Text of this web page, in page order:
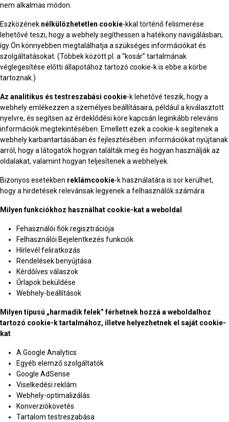
nem alkalmas módon.
Eszközének nélkülözhetetlen cookie-kkal történő felismerése
lehetővé teszi, hogy a webhely segíthessen a hatékony navigálásban,
így Ön könnyebben megtalálhatja a szükséges információkat és
szolgáltatásokat. (Többek között pl. a “kosár” tartalmának
véglegesítése előtti állapotához tartozó cookie-k is ebbe a körbe
tartoznak.)
Az analitikus és testreszabási cookie-k lehetővé teszik, hogy a
webhely emlékezzen a személyes beállításaira, például a kiválasztott
nyelvre, és segítsen az érdeklődési köre kapcsán leginkább releváns
információk megtekintésében. Emellett ezek a cookie-k segítenek a
webhely karbantartásában és fejlesztésében: információkat nyújtanak
arról, hogy a látogatók hogyan találták meg és hogyan használják az
oldalakat, valamint hogyan teljesítenek a webhelyek.
Bizonyos esetekben reklámcookie-k használatára is sor kerülhet,
hogy a hirdetések relevánsak legyenek a felhasználók számára.
Milyen funkciókhoz használhat cookie-kat a weboldal
Fehasználói fiók regisztrációja
Felhasználói Bejelentkezés funkciók
Hírlevél feliratkozás
Rendelések benyújtása
Kérdőíves válaszok
Űrlapok beküldése
Webhely-beállítások
Milyen típusú „harmadik felek” férhetnek hozzá a weboldalhoz
tartozó cookie-k tartalmához, illetve helyezhetnek el saját cookie-
kat
A Google Analytics
Egyéb elemző szolgáltatók
Google AdSense
Viselkedési reklám
Webhely-optimalizálás
Konverziókövetés
Tartalom testreszabása